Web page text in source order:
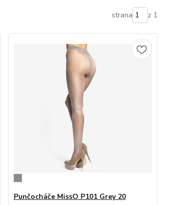
strana z 1
Punčocháče MissO P101 Grey 20